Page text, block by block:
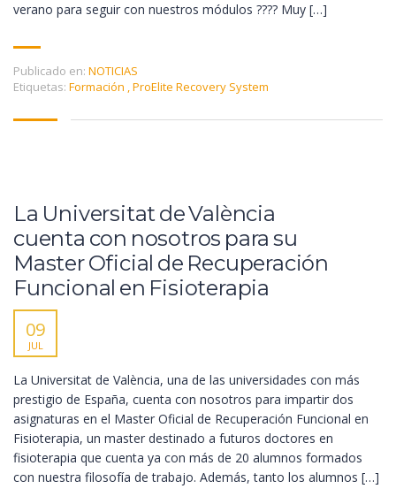
verano para seguir con nuestros módulos ???? Muy […]
Publicado en: NOTICIAS
Etiquetas: Formación ,ProElite Recovery System
La Universitat de València
cuenta con nosotros para su
Master Oficial de Recuperación
Funcional en Fisioterapia
09
JUL
La Universitat de València, una de las universidades con más
prestigio de España, cuenta con nosotros para impartir dos
asignaturas en el Master Oficial de Recuperación Funcional en
Fisioterapia, un master destinado a futuros doctores en
fisioterapia que cuenta ya con más de 20 alumnos formados
con nuestra filosofía de trabajo. Además, tanto los alumnos […]